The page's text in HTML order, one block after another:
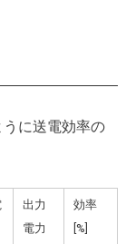
に送電効率の
出力
電力
効率
[%]